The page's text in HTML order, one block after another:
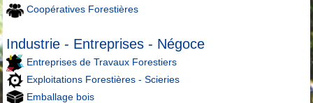
Coopératives Forestières
Industrie - Entreprises - Négoce
Entreprises de Travaux Forestiers
Exploitations Forestières - Scieries
Emballage bois